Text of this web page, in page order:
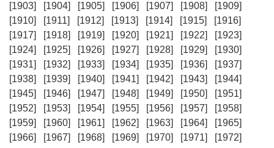
[1903]
[1904] [1905] [1906] [1907] [1908]
[1909]
[1910]
[1911] [1912] [1913] [1914] [1915]
[1916]
[1917]
[1918] [1919] [1920] [1921] [1922]
[1923]
[1924]
[1925] [1926] [1927] [1928] [1929]
[1930]
[1931]
[1932] [1933] [1934] [1935] [1936]
[1937]
[1938]
[1939] [1940] [1941] [1942] [1943]
[1944]
[1945]
[1946] [1947] [1948] [1949] [1950]
[1951]
[1952]
[1953] [1954] [1955] [1956] [1957]
[1958]
[1959]
[1960] [1961] [1962] [1963] [1964]
[1965]
[1966]
[1967] [1968] [1969] [1970] [1971]
[1972]